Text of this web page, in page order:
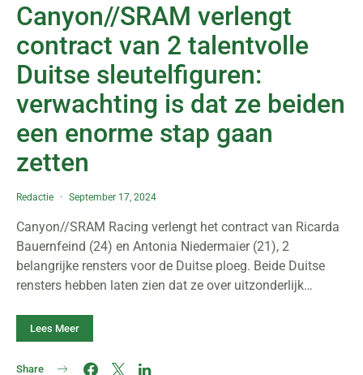
Canyon//SRAM verlengt
contract van 2 talentvolle
Duitse sleutelfiguren:
verwachting is dat ze beiden
een enorme stap gaan
zetten
Redactie September 17, 2024
Canyon//SRAM Racing verlengt het contract van Ricarda
Bauernfeind (24) en Antonia Niedermaier (21), 2
belangrijke rensters voor de Duitse ploeg. Beide Duitse
rensters hebben laten zien dat ze over uitzonderlijk…
Lees Meer
Share